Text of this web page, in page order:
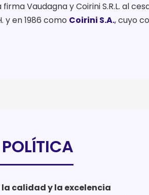
Vaudagna y Coirini S.R.L. al
y en 1986 como Coirini S.A., cuyo
calidad y la excelencia